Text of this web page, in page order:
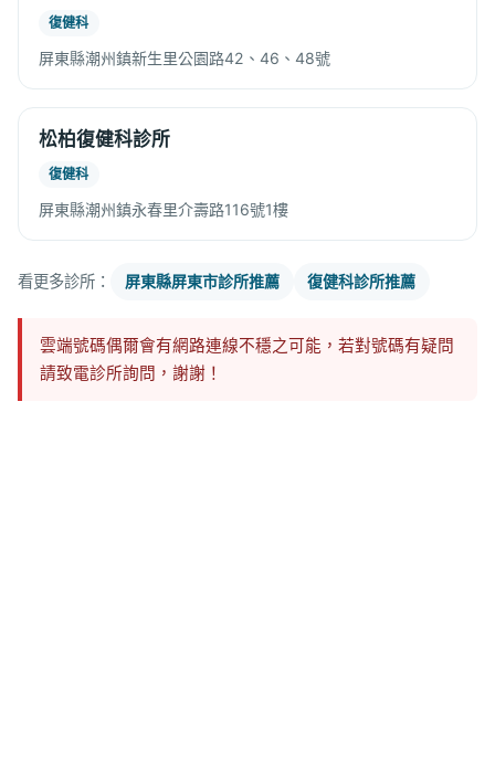
復健科
屏東縣潮州鎮新生里公園路42、46、48號
松柏復健科診所
復健科
屏東縣潮州鎮永春里介壽路116號1樓
看更多診所： 屏東縣屏東市診所推薦 復健科診所推薦
雲端號碼偶爾會有網路連線不穩之可能，若對號碼有疑問
請致電診所詢問，謝謝！